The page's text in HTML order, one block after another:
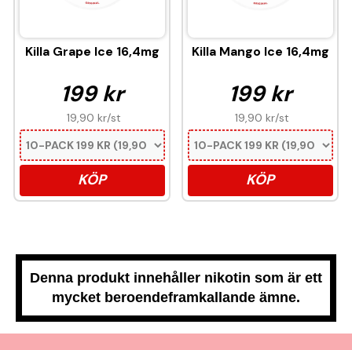
Killa Grape Ice 16,4mg
199 kr
19,90 kr/st
KÖP
Killa Mango Ice 16,4mg
199 kr
19,90 kr/st
KÖP
Denna produkt innehåller nikotin som är ett
mycket beroendeframkallande ämne.